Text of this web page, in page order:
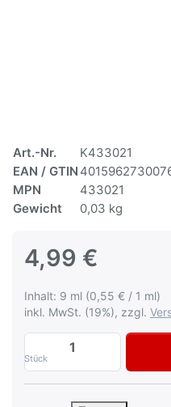
Art.-Nr.
K433021
EAN / GTIN
MPN
433021
Gewicht
0,03 kg
4,99 €
Inhalt: 9 ml (0,55 € / 1 ml)
inkl. MwSt. (19%), zzgl.
Stück
AutoK